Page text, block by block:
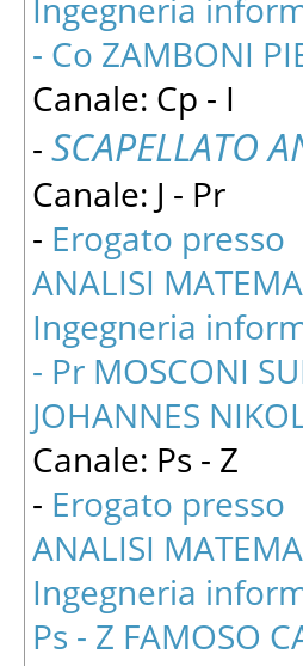
Ingegneria
- Co ZAMBONI
Canale: Cp - I
- SCAPELLATO
Canale: J - Pr
- Erogato presso
ANALISI
Ingegneria
- Pr MOSCONI
JOHANNES
Canale: Ps - Z
- Erogato presso
ANALISI
Ingegneria
Ps - Z FAMOSO